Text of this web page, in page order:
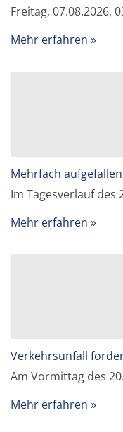
Freitag, 07.08.2026,
Mehr erfahren
Mehrfach aufgefallen
Im Tagesverlauf des
Mehr erfahren
Verkehrsunfall
Am Vormittag des
Mehr erfahren